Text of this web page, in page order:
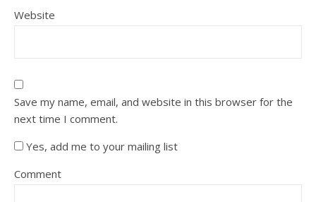
Website
Save my name, email, and website in this browser for the
next time I comment.
Yes, add me to your mailing list
Comment